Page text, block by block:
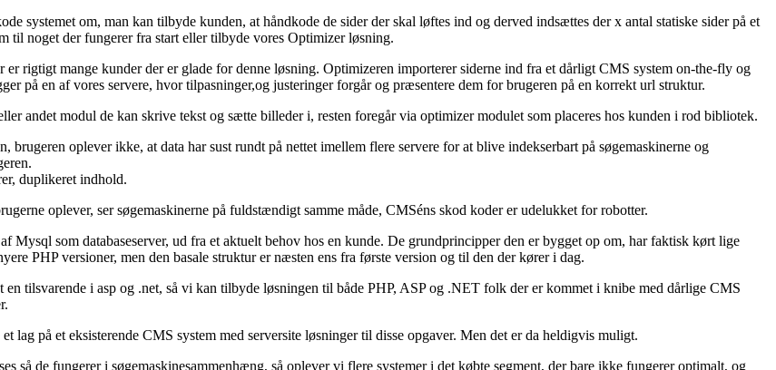
systemet om, man kan tilbyde kunden, at håndkode de sider der skal løftes ind og derved indsættes der x antal statiske sider på et
til noget der fungerer fra start eller tilbyde vores Optimizer løsning.
rigtigt mange kunder der er glade for denne løsning. Optimizeren importerer siderne ind fra et dårligt CMS system on-the-fly og
på en af vores servere, hvor tilpasninger,og justeringer forgår og præsentere dem for brugeren på en korrekt url struktur.
andet modul de kan skrive tekst og sætte billeder i, resten foregår via optimizer modulet som placeres hos kunden i rod bibliotek.
oplever ikke, at data har sust rundt på nettet imellem flere servere for at blive indekserbart på søgemaskinerne og
duplikeret indhold.
oplever, ser søgemaskinerne på fuldstændigt samme måde, CMSéns skod koder er udelukket for robotter.
Mysql som databaseserver, ud fra et aktuelt behov hos en kunde. De grundprincipper den er bygget op om, har faktisk kørt lige
PHP versioner, men den basale struktur er næsten ens fra første version og til den der kører i dag.
tilsvarende i asp og .net, så vi kan tilbyde løsningen til både PHP, ASP og .NET folk der er kommet i knibe med dårlige CMS
lag på et eksisterende CMS system med serversite løsninger til disse opgaver. Men det er da heldigvis muligt.
så de fungerer i søgemaskinesammenhæng, så oplever vi flere systemer i det købte segment, der bare ikke fungerer optimalt, og